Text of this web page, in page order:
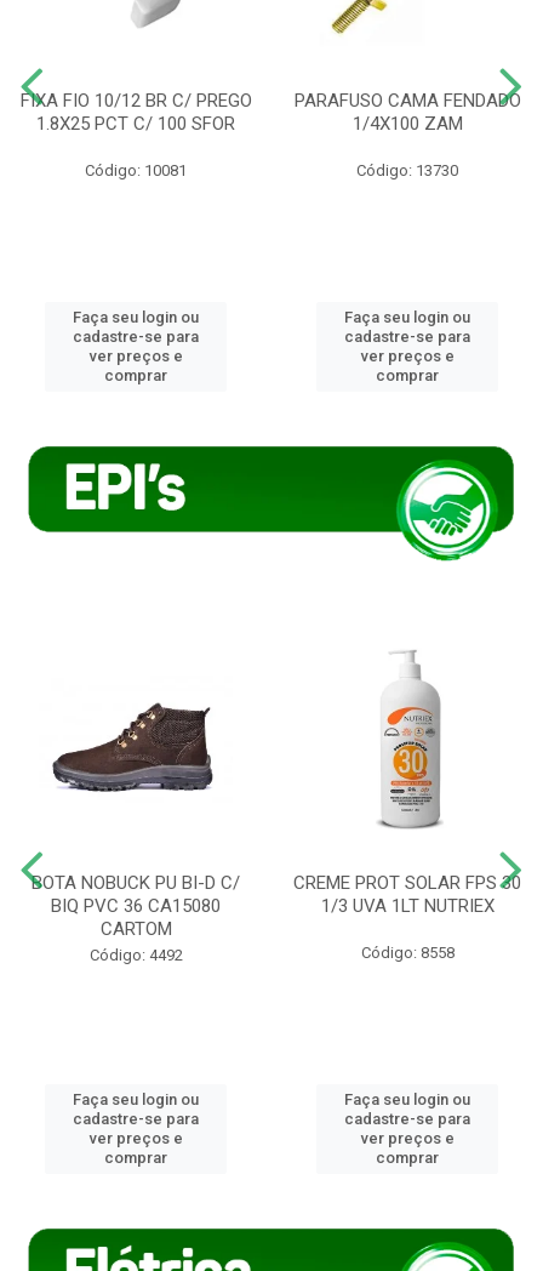
FIXA FIO 10/12 BR C/ PREGO
1.8X25 PCT C/ 100 SFOR
Código: 10081
Faça seu login ou
cadastre-se para
ver preços e
comprar
PARAFUSO CAMA FENDADO
1/4X100 ZAM
Código: 13730
Faça seu login ou
cadastre-se para
ver preços e
comprar
BOTA NOBUCK PU BI-D C/
BIQ PVC 36 CA15080
CARTOM
Código: 4492
Faça seu login ou
cadastre-se para
ver preços e
comprar
CREME PROT SOLAR FPS 30
1/3 UVA 1LT NUTRIEX
Código: 8558
Faça seu login ou
cadastre-se para
ver preços e
comprar